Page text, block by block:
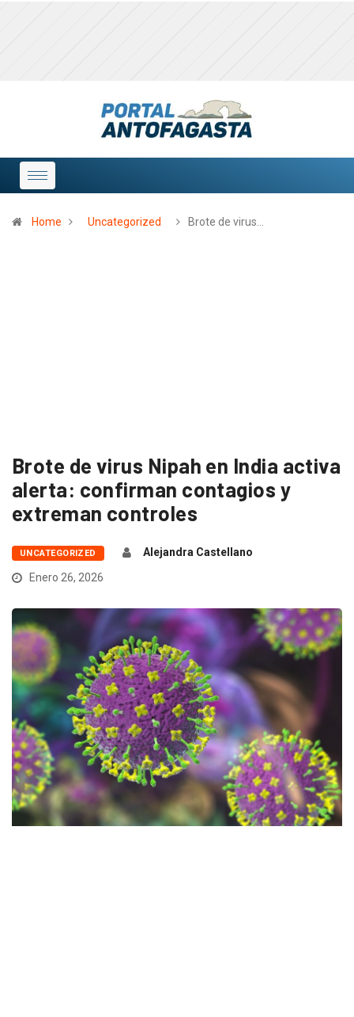
Home Uncategorized Brote de virus…
Brote de virus Nipah en India activa
alerta: confirman contagios y
extreman controles
UNCATEGORIZED
Alejandra Castellano
Enero 26, 2026